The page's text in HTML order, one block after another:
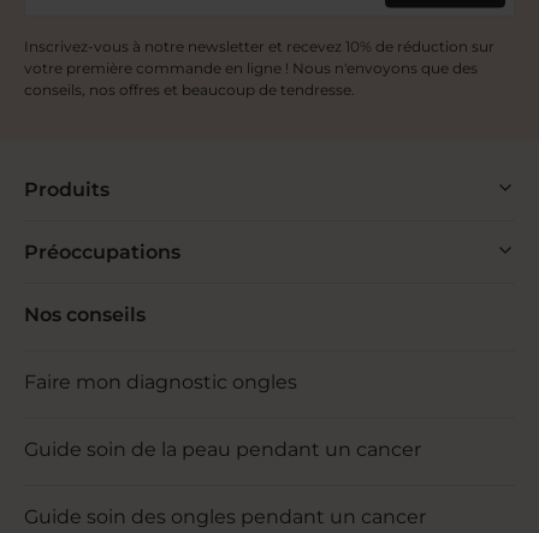
pomme de terre, du maïs et du manioc, du blé
ou encore de la canne à sucre, et non de la
la santé). Les vernis à ongles MÊME utilisent
jusqu’à 80% biosourcés, pour être plus
organisme. Grâce à cette composition
favori sans compromis entre beauté et
Une couleur rose 10 free
Inscrivez-vous à notre newsletter et recevez 10% de réduction sur
votre première commande en ligne ! Nous n'envoyons que des
conseils, nos offres et beaucoup de tendresse.
Produits
Préoccupations
Nos conseils
Faire mon diagnostic ongles
Guide soin de la peau pendant un cancer
Guide soin des ongles pendant un cancer